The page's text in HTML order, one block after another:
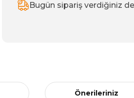
Bugün sipariş verdiğiniz
Önerileriniz